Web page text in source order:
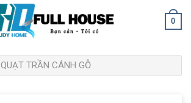
0
QUẠT TRẦN CÁNH GỖ